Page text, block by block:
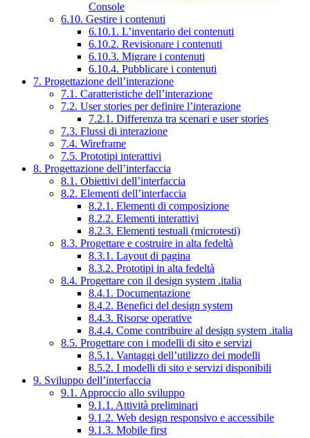
Console
6.10. Gestire i contenuti
6.10.1. L’inventario dei contenuti
6.10.2. Revisionare i contenuti
6.10.3. Migrare i contenuti
6.10.4. Pubblicare i contenuti
7. Progettazione dell’interazione
7.1. Caratteristiche dell’interazione
7.2. User stories per definire l’interazione
7.2.1. Differenza tra scenari e user stories
7.3. Flussi di interazione
7.4. Wireframe
7.5. Prototipi interattivi
8. Progettazione dell’interfaccia
8.1. Obiettivi dell’interfaccia
8.2. Elementi dell’interfaccia
8.2.1. Elementi di composizione
8.2.2. Elementi interattivi
8.2.3. Elementi testuali (microtesti)
8.3. Progettare e costruire in alta fedeltà
8.3.1. Layout di pagina
8.3.2. Prototipi in alta fedeltà
8.4. Progettare con il design system .italia
8.4.1. Documentazione
8.4.2. Benefici del design system
8.4.3. Risorse operative
8.4.4. Come contribuire al design system .italia
8.5. Progettare con i modelli di sito e servizi
8.5.1. Vantaggi dell’utilizzo dei modelli
8.5.2. I modelli di sito e servizi disponibili
9. Sviluppo dell’interfaccia
9.1. Approccio allo sviluppo
9.1.1. Attività preliminari
9.1.2. Web design responsivo e accessibile
9.1.3. Mobile first